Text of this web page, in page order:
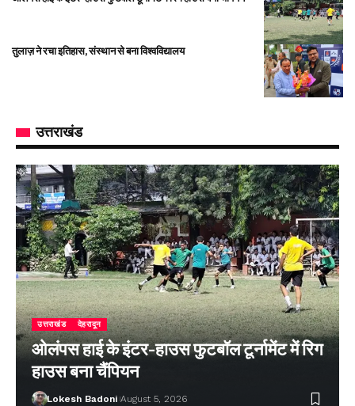
तुलाज़ ने रचा इतिहास, संस्थान से बना विश्वविद्यालय
उत्तराखंड
उत्तराखंड देहरादून
ओलंपस हाई के इंटर-हाउस फुटबॉल टूर्नामेंट में रिग
हाउस बना चैंपियन
Lokesh Badoni August 5, 2026